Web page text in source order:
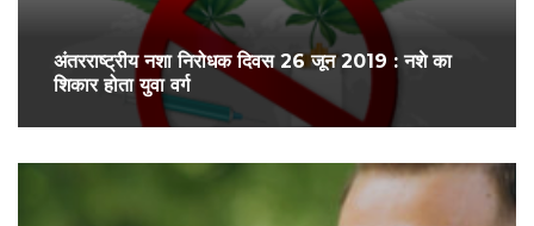
अंतरराष्ट्रीय नशा निरोधक दिवस 26 जून 2019 : नशे का
शिकार होता युवा वर्ग